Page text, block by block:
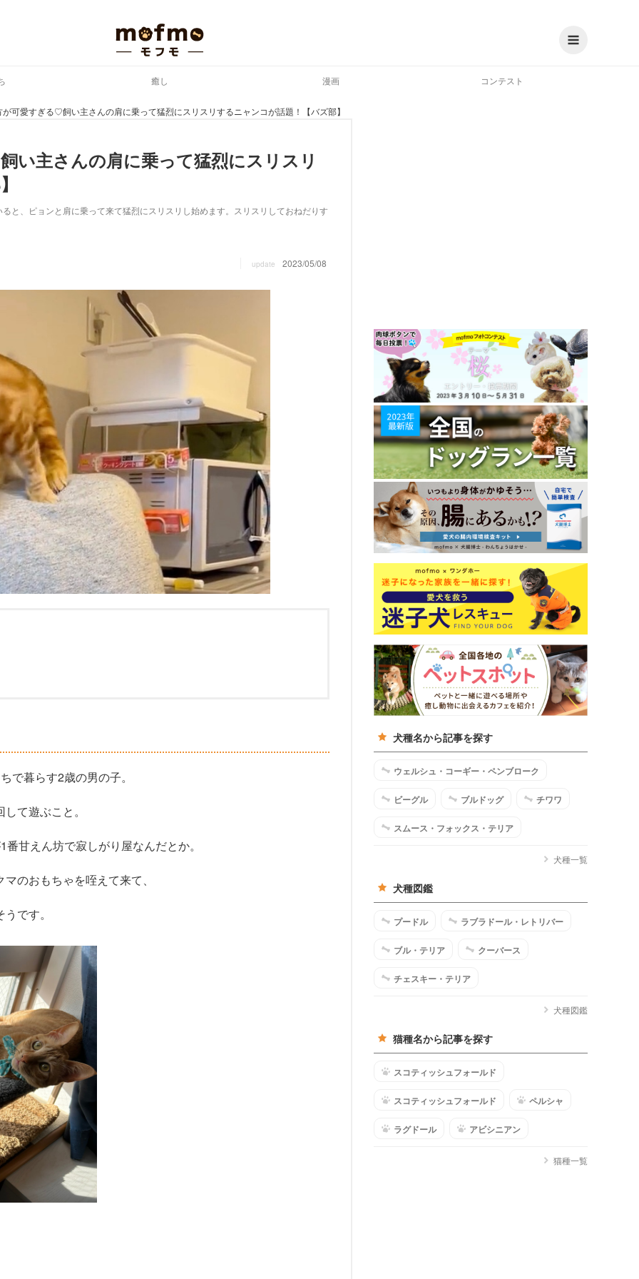
癒し 漫画 コンテスト
可愛すぎる♡飼い主さんの肩に乗って猛烈にスリスリするニャンコが話題！【バズ部】
い主さんの肩に乗って猛烈にスリスリ
と、ピョンと肩に乗って来て猛烈にスリスリし始めます。スリスリしておねだりす
update 2023/05/08
で暮らす2歳の男の子。
て遊ぶこと。
甘えん坊で寂しがり屋なんだとか。
のおもちゃを咥えて来て、
です。
犬種名から記事を探す
ウェルシュ・コーギー・ペンブローク
ビーグル ブルドッグ チワワ
スムース・フォックス・テリア
犬種一覧
犬種図鑑
プードル ラブラドール・レトリバー
ブル・テリア クーバース
チェスキー・テリア
犬種図鑑
猫種名から記事を探す
スコティッシュフォールド
スコティッシュフォールド ペルシャ
ラグドール アビシニアン
猫種一覧